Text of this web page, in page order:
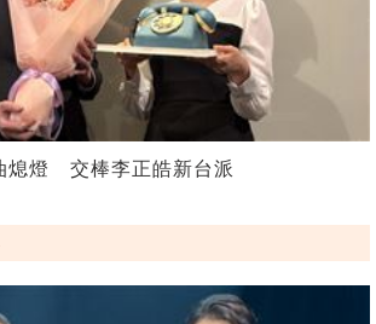
熄燈 交棒李正皓新台派